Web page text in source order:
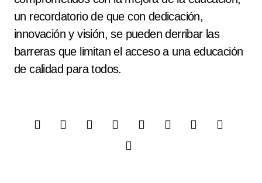
un recordatorio de que con dedicación,
innovación y visión, se pueden derribar las
barreras que limitan el acceso a una educación
de calidad para todos.